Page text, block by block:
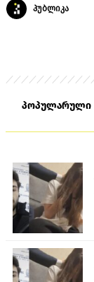
პუბლიკა
პოპულარული